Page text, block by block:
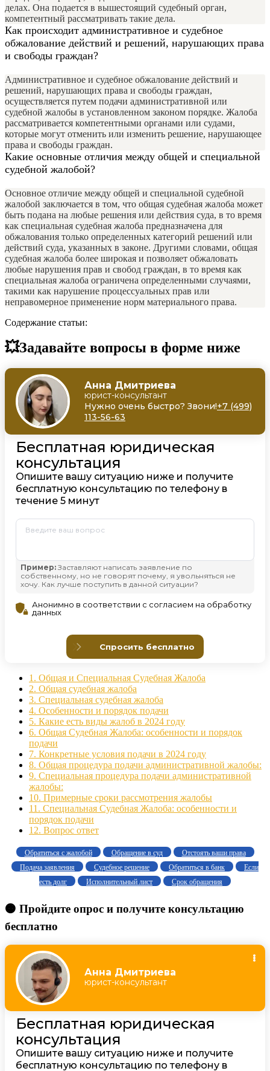
делах. Она подается в вышестоящий судебный орган,
компетентный рассматривать такие дела.
Как происходит административное и судебное
обжалование действий и решений, нарушающих права
и свободы граждан?
Административное и судебное обжалование действий и
решений, нарушающих права и свободы граждан,
осуществляется путем подачи административной или
судебной жалобы в установленном законом порядке. Жалоба
рассматривается компетентными органами или судами,
которые могут отменить или изменить решение, нарушающее
права и свободы граждан.
Какие основные отличия между общей и специальной
судебной жалобой?
Основное отличие между общей и специальной судебной
жалобой заключается в том, что общая судебная жалоба может
быть подана на любые решения или действия суда, в то время
как специальная судебная жалоба предназначена для
обжалования только определенных категорий решений или
действий суда, указанных в законе. Другими словами, общая
судебная жалоба более широкая и позволяет обжаловать
любые нарушения прав и свобод граждан, в то время как
специальная жалоба ограничена определенными случаями,
такими как нарушение процессуальных прав или
неправомерное применение норм материального права.
Содержание статьи:
💥Задавайте вопросы в форме ниже
1. Общая и Специальная Судебная Жалоба
2. Общая судебная жалоба
3. Специальная судебная жалоба
4. Особенности и порядок подачи
5. Какие есть виды жалоб в 2024 году
6. Общая Судебная Жалоба: особенности и порядок
подачи
7. Конкретные условия подачи в 2024 году
8. Общая процедура подачи административной жалобы:
9. Специальная процедура подачи административной
жалобы:
10. Примерные сроки рассмотрения жалобы
11. Специальная Судебная Жалоба: особенности и
порядок подачи
12. Вопрос ответ
Обратиться с жалобой Обращение в суд
Отстоять ваши права
Подача заявления
Судебное решение Обратиться в банк
Если
есть долг
Исполнительный лист Срок обращения
🟠 Пройдите опрос и получите консультацию
бесплатно